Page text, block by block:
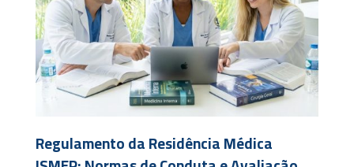
Regulamento da Residência Médica